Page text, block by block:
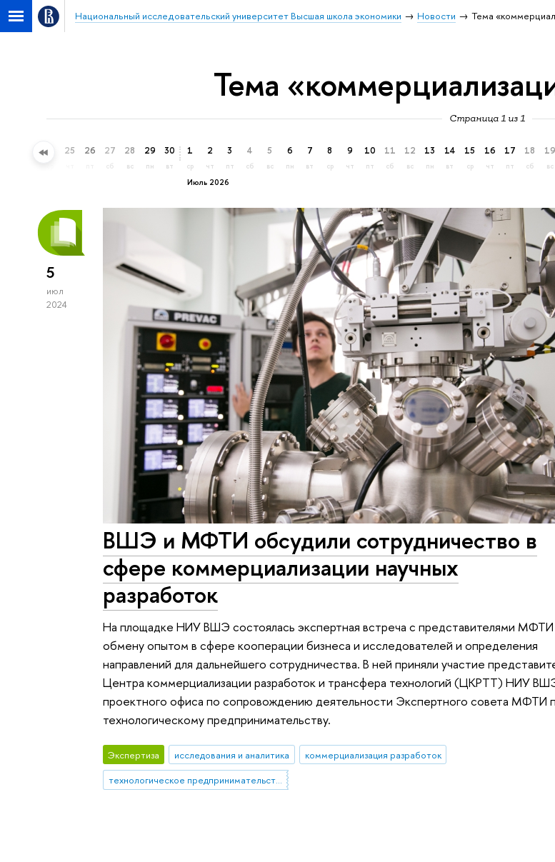
Национальный исследовательский университет Высшая школа экономики Новости Тема
Тема
Страница 1 из 1
24 25 26 27
сб
28
вс
29
пн
30
вт
Июль 2026
1
ср
2
чт
3
пт
4
сб
5
вс
6
пн
7
вт
8
ср
9
чт
10
пт
11
сб
12
вс
13
пн
14
вт
15
ср
16
чт
17
пт
18
сб
19
вс
5
июл
2024
ВШЭ и МФТИ обсудили сотрудничество в
сфере коммерциализации научных
разработок
На площадке НИУ ВШЭ состоялась экспертная встреча с представителями
обмену опытом в сфере кооперации бизнеса и исследователей и определения
направлений для дальнейшего сотрудничества. В ней приняли участие
Центра коммерциализации разработок и трансфера технологий (ЦКРТТ) НИУ
проектного офиса по сопровождению деятельности Экспертного совета МФТИ
технологическому предпринимательству.
Экспертиза исследования и аналитика
коммерциализация разработок
технологическое предпринимательство